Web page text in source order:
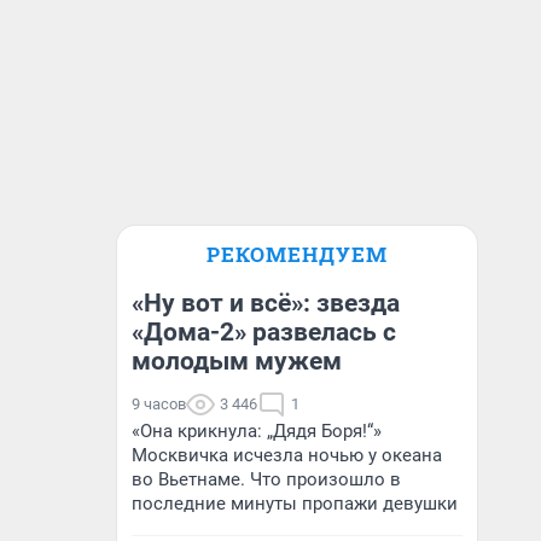
РЕКОМЕНДУЕМ
«Ну вот и всё»: звезда
«Дома-2» развелась с
молодым мужем
9 часов 3 446 1
«Она крикнула: „Дядя Боря!“»
Москвичка исчезла ночью у океана
во Вьетнаме. Что произошло в
последние минуты пропажи девушки